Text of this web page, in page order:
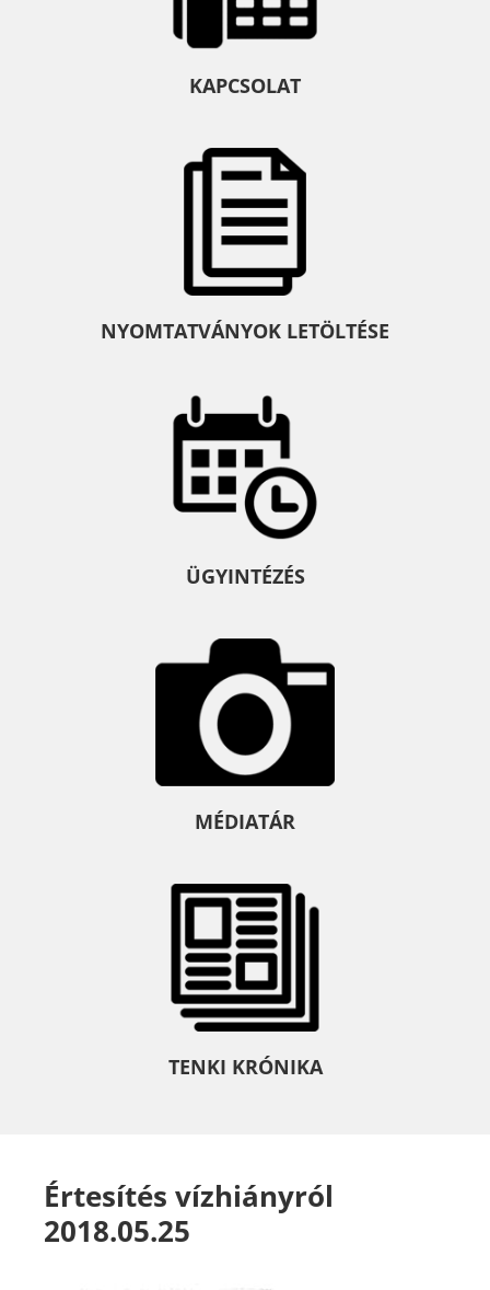
KAPCSOLAT
NYOMTATVÁNYOK LETÖLTÉSE
ÜGYINTÉZÉS
MÉDIATÁR
TENKI KRÓNIKA
Értesítés vízhiányról
2018.05.25